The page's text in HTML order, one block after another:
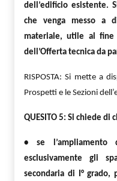
dell’edificio esistente.
che venga messo a
materiale, utile al fine
dell’Offerta tecnica da
RISPOSTA: Si mette a
Prospetti e le Sezioni
QUESITO 5: Si chiede di
• se l’ampliamento
esclusivamente gli
secondaria di I° grado,